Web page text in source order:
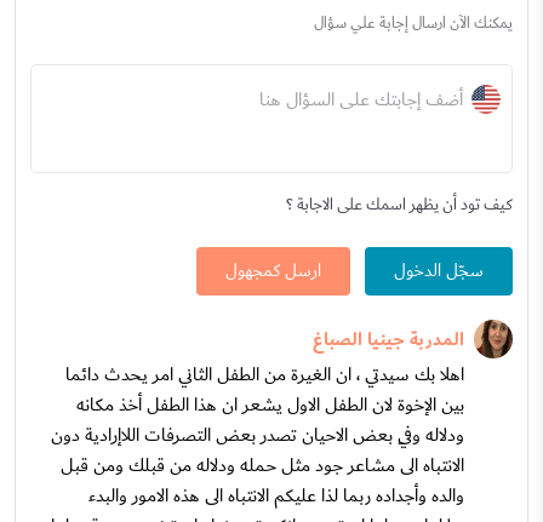
يمكنك الآن ارسال إجابة علي سؤال
أضف إجابتك على السؤال هنا
كيف تود أن يظهر اسمك على الاجابة ؟
سجّل الدخول ارسل كمجهول
المدربة جينيا الصباغ
اهلا بك سيدتي ، ان الغيرة من الطفل الثاني امر يحدث دائما
بين الإخوة لان الطفل الاول يشعر ان هذا الطفل أخذ مكانه
ودلاله وفِي بعض الاحيان تصدر بعض التصرفات اللاإرادية دون
الانتباه الى مشاعر جود مثل حمله ودلاله من قبلك ومن قبل
والده وأجداده ربما لذا عليكم الانتباه الى هذه الامور والبدء